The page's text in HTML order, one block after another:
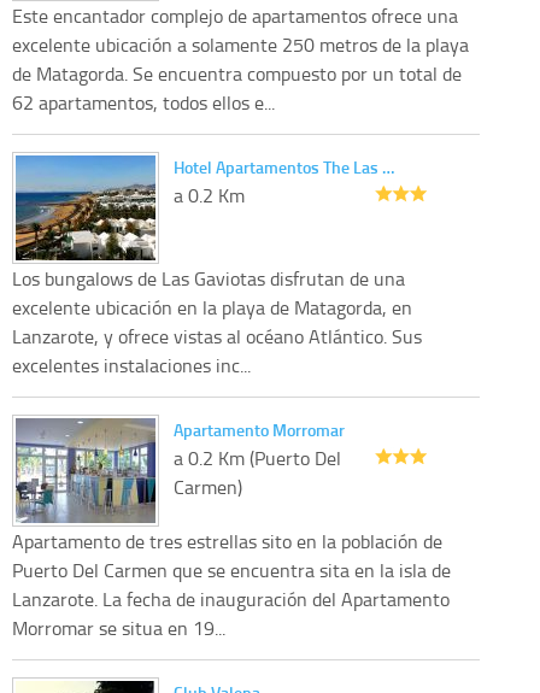
Este encantador complejo de apartamentos ofrece una
excelente ubicación a solamente 250 metros de la playa
de Matagorda. Se encuentra compuesto por un total de
62 apartamentos, todos ellos e...
Hotel Apartamentos The Las …
a 0.2 Km
Los bungalows de Las Gaviotas disfrutan de una
excelente ubicación en la playa de Matagorda, en
Lanzarote, y ofrece vistas al océano Atlántico. Sus
excelentes instalaciones inc...
Apartamento Morromar
a 0.2 Km (Puerto Del
Carmen)
Apartamento de tres estrellas sito en la población de
Puerto Del Carmen que se encuentra sita en la isla de
Lanzarote. La fecha de inauguración del Apartamento
Morromar se situa en 19...